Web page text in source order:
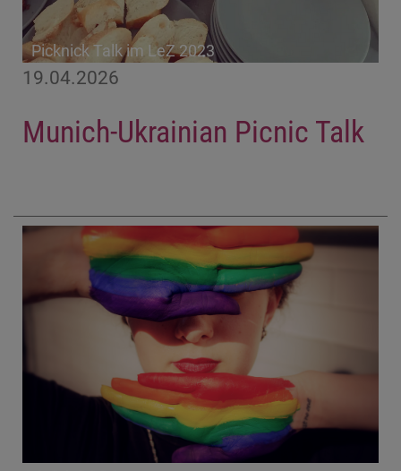
19.04.2026
Munich-Ukrainian Picnic Talk
Picknick Talk im LeZ 2023